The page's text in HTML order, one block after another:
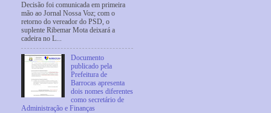
Decisão foi comunicada em primeira
mão ao Jornal Nossa Voz; com o
retorno do vereador do PSD, o
suplente Ribemar Mota deixará a
cadeira no L...
Documento
publicado pela
Prefeitura de
Barrocas apresenta
dois nomes diferentes
como secretário de
Administração e Finanças